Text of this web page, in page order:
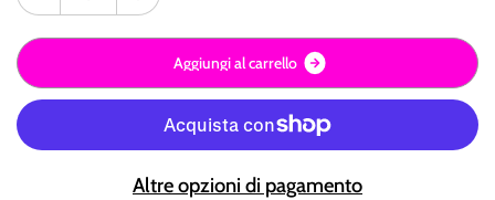
Aggiungialcarrello
Altre opzioni di pagamento